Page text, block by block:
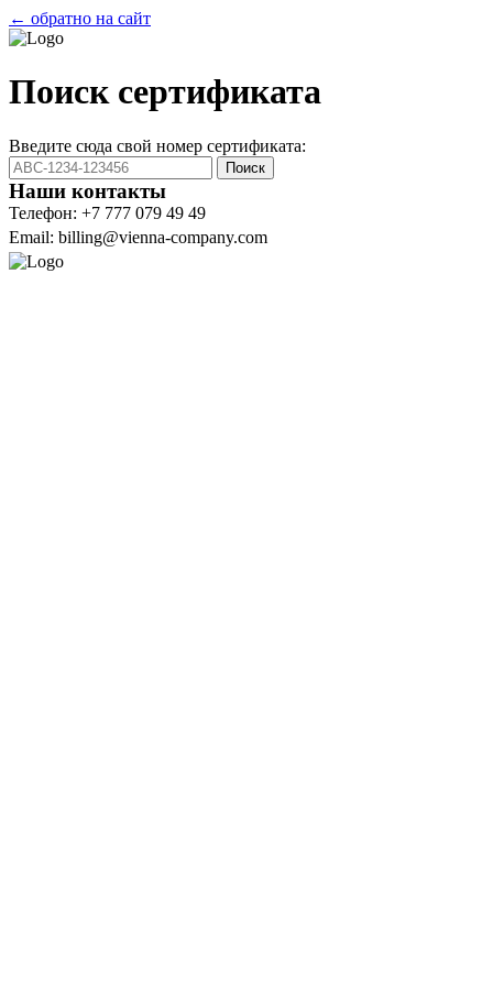
← обратно на сайт
Поиск сертификата
Введите сюда свой номер сертификата:
Поиск
Наши контакты
Телефон: +7 777 079 49 49
Email: billing@vienna-company.com